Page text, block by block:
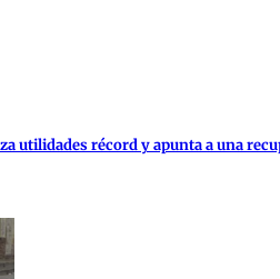
utilidades récord y apunta a una